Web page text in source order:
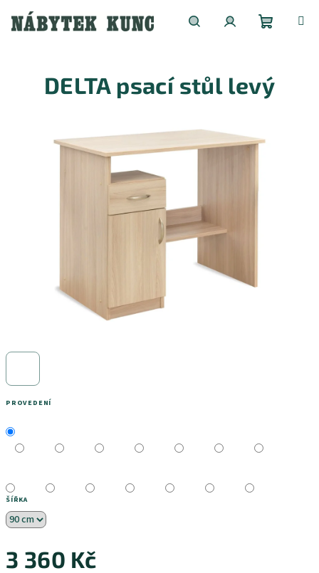
obsah
košík
PROVEDENÍ
ŠÍŘKA
3 360 Kč
DELTA psací stůl levý